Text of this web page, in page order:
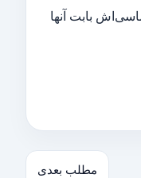
بابت آنها
مطلب بعدی